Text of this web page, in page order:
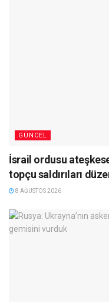
GÜNCEL
İsrail ordusu
topçu saldırıları
8 AĞUSTOS 2026